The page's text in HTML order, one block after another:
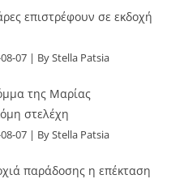
επιστρέφουν σε εκδοχή
07 By Stella Patsia
της Μαρίας
στελέχη
07 By Stella Patsia
παράδοσης η επέκταση